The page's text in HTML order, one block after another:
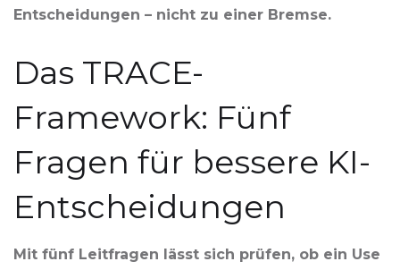
Entscheidungen – nicht zu einer Bremse.
Das TRACE-
Framework: Fünf
Fragen für bessere KI-
Entscheidungen
Mit fünf Leitfragen lässt sich prüfen, ob ein Use